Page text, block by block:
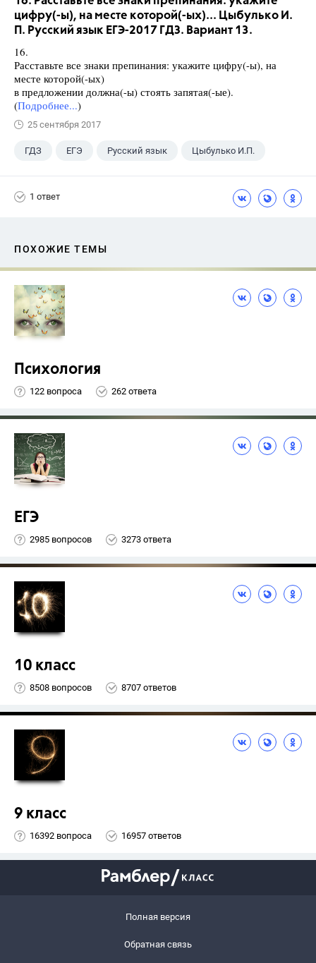
цифру(-ы), на месте которой(-ых)... Цыбулько И.
П. Русский язык ЕГЭ-2017 ГДЗ. Вариант 13.
16.
Расставьте все знаки препинания: укажите цифру(-ы), на
месте которой(-ых)
в предложении должна(-ы) стоять запятая(-ые).
(Подробнее...)
25 сентября 2017
ГДЗ ЕГЭ Русский язык Цыбулько И.П.
1 ответ
ПОХОЖИЕ ТЕМЫ
Психология
122 вопроса 262 ответа
ЕГЭ
2985 вопросов 3273 ответа
10 класс
8508 вопросов 8707 ответов
9 класс
16392 вопроса 16957 ответов
Полная версия
Обратная связь